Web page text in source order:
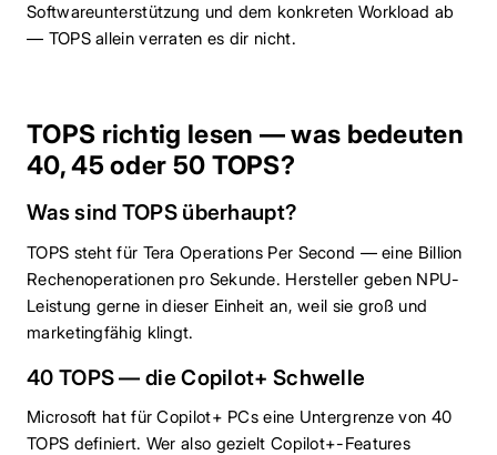
Softwareunterstützung und dem konkreten Workload ab
— TOPS allein verraten es dir nicht.
TOPS richtig lesen — was bedeuten
40, 45 oder 50 TOPS?
Was sind TOPS überhaupt?
TOPS steht für Tera Operations Per Second — eine Billion
Rechenoperationen pro Sekunde. Hersteller geben NPU-
Leistung gerne in dieser Einheit an, weil sie groß und
marketingfähig klingt.
40 TOPS — die Copilot+ Schwelle
Microsoft hat für Copilot+ PCs eine Untergrenze von 40
TOPS definiert. Wer also gezielt Copilot+-Features